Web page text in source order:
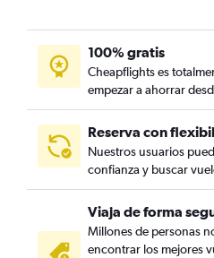
100% gratis
Cheapflights es
empezar a ahorrar
Reserva con
Nuestros usuarios
confianza y buscar
Viaja de forma
Millones de personas
encontrar los mejores